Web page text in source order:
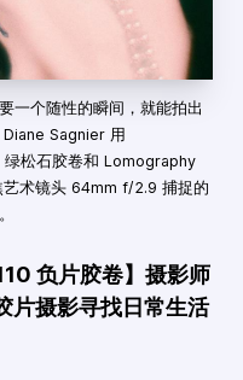
一个随性的瞬间，就能拍出
Sagnier 用
松石胶卷和 Lomography
术镜头 64mm f/2.9 捕捉的
负片胶卷】摄影师
片摄影寻找日常生活